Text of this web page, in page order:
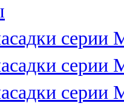
серии
серии
серии